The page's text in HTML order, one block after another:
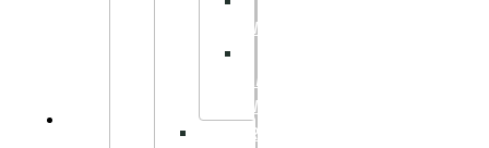
TILBEHØR
ARTS
TILBEHØR
BARN/UNGDOM